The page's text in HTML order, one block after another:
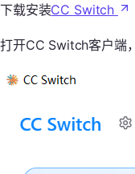
下载安装CC Switch
打开CC Switch客户端